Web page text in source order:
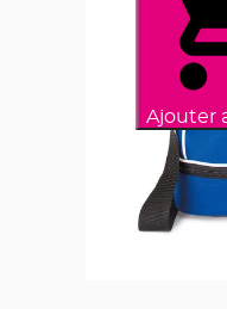
Ajouter